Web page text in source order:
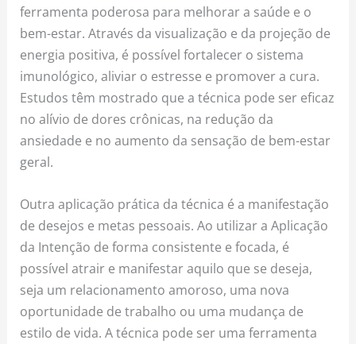
ferramenta poderosa para melhorar a saúde e o
bem-estar. Através da visualização e da projeção de
energia positiva, é possível fortalecer o sistema
imunológico, aliviar o estresse e promover a cura.
Estudos têm mostrado que a técnica pode ser eficaz
no alívio de dores crônicas, na redução da
ansiedade e no aumento da sensação de bem-estar
geral.
Outra aplicação prática da técnica é a manifestação
de desejos e metas pessoais. Ao utilizar a Aplicação
da Intenção de forma consistente e focada, é
possível atrair e manifestar aquilo que se deseja,
seja um relacionamento amoroso, uma nova
oportunidade de trabalho ou uma mudança de
estilo de vida. A técnica pode ser uma ferramenta